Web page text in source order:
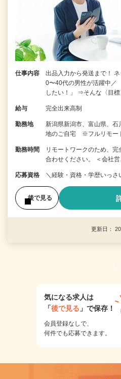
仕事内容
出品入力から発送まで！
0〜40代の男性が活躍中／
したい！」 ⇒そんな〈目
給与 完全出来高制
勤務地
新潟県新潟市、富山県、石
地のご自宅 ※フルリモー
勤務時間
リモートワークのため、
合わせください。 ＜会社
応募資格 ＼経験・資格・学歴いっさ
後で見る
更新日：
1
気になる求人は
「後で見る 」で保存！
会員登録なしで、
何件でも応募できます。